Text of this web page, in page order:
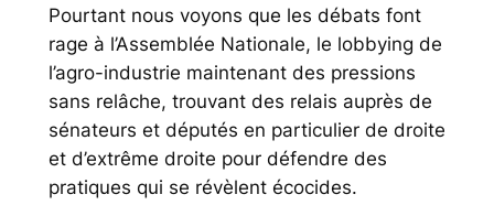
Pourtant nous voyons que les débats font
rage à l’Assemblée Nationale, le lobbying de
l’agro-industrie maintenant des pressions
sans relâche, trouvant des relais auprès de
sénateurs et députés en particulier de droite
et d’extrême droite pour défendre des
pratiques qui se révèlent écocides.